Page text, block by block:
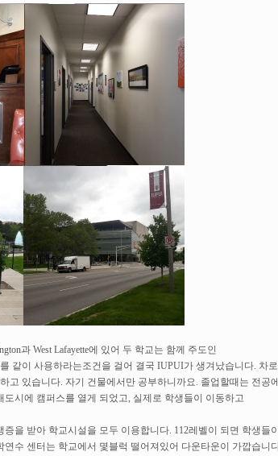
과 West Lafayette에 있어 두 학교는 함께 주도인
같이 사용하라는조건을 걸어 결국 IUPUI가 생겨났습니다. 차로
고 있습니다. 자기 건물에서만 공부하니까요. 졸업할때는 전공
시에 캠퍼스를 열게 되었고, 실제로 학생들이 이동하고
증을 받아 학교시설을 모두 이용합니다. 112레벨이 되면 학생들
수 센터는 학교에서 몇블럭 떨어져있어 다운타운이 가깝습니